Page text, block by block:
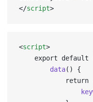
</script>
<script>
export default
		data
() {
return